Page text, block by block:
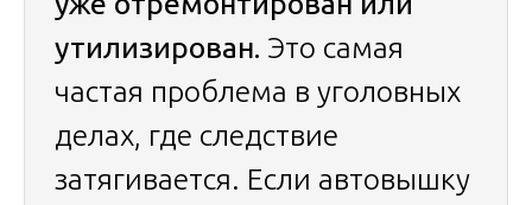
утилизирован. Это самая
частая проблема в уголовных
делах, где следствие
затягивается. Если автовышку